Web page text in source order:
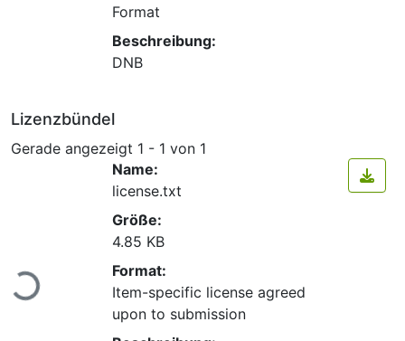
Format
Beschreibung:
DNB
Lizenzbündel
Gerade angezeigt 1 - 1 von 1
Lade...
Name:
license.txt
Größe:
4.85 KB
Format:
Item-specific license agreed
upon to submission